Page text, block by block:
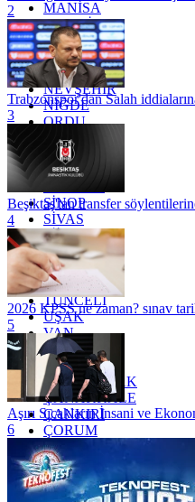
MANİSA
MARDİN
MERSİN
MUĞLA
MUŞ
NEVŞEHİR
NİĞDE
ORDU
OSMANİYE
RİZE
SAKARYA
SİNOP
SİVAS
SİİRT
TEKİRDAĞ
TOKAT
TRABZON
TUNCELİ
UŞAK
VAN
YALOVA
YOZGAT
ZONGULDAK
ÇANAKKALE
ÇANKIRI
ÇORUM
İSTANBUL
İZMİR
ŞANLIURFA
ŞIRNAK
2
Trabzonspor'dan Salah
3
Beşiktaş'tan transfer
4
2026 KPSS ne zaman? sınav
5
Aşırı Sıcakların İnsani ve
6